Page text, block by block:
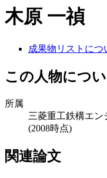
木原 一禎
成果物リストにつ
この人物につ
所属
三菱重工鉄構エン
(2008時点)
関連論文